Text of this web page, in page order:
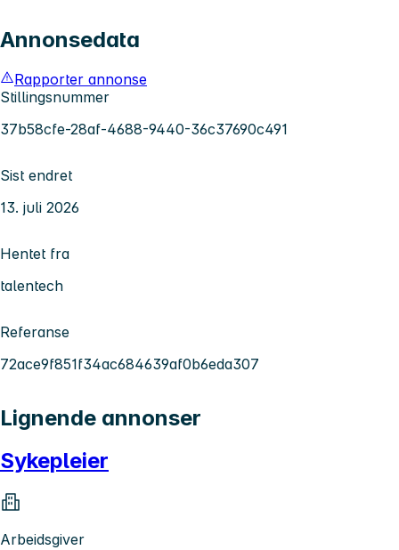
Annonsedata
Rapporter annonse
Stillingsnummer
37b58cfe-28af-4688-9440-36c37690c491
Sist endret
13. juli 2026
Hentet fra
talentech
Referanse
72ace9f851f34ac684639af0b6eda307
Lignende annonser
Sykepleier
Arbeidsgiver